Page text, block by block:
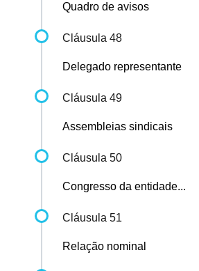
Quadro de avisos
Cláusula 48
Delegado representante
Cláusula 49
Assembleias sindicais
Cláusula 50
Congresso da entidade...
Cláusula 51
Relação nominal